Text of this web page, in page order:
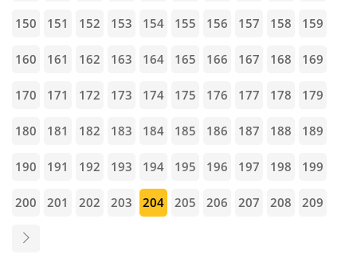
150 151 152 153 154 155 156 157 158 159
160 161 162 163 164 165 166 167 168 169
170 171 172 173 174 175 176 177 178 179
180 181 182 183 184 185 186 187 188 189
190 191 192 193 194 195 196 197 198 199
200 201 202 203 204 205 206 207 208 209